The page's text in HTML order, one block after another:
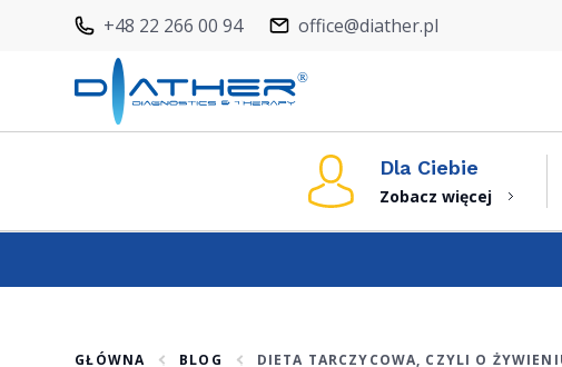
+48 22 266 00 94 office@diather.pl
Dla Ciebie
Zobacz więcej
GŁÓWNA BLOG DIETA TARCZYCOWA, CZYLI O